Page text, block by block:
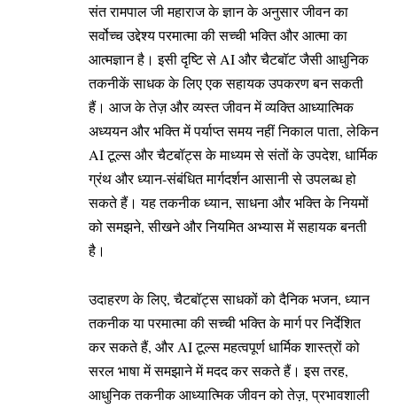
संत रामपाल जी महाराज के ज्ञान के अनुसार जीवन का
सर्वोच्च उद्देश्य परमात्मा की सच्ची भक्ति और आत्मा का
आत्मज्ञान है। इसी दृष्टि से AI और चैटबॉट जैसी आधुनिक
तकनीकें साधक के लिए एक सहायक उपकरण बन सकती
हैं। आज के तेज़ और व्यस्त जीवन में व्यक्ति आध्यात्मिक
अध्ययन और भक्ति में पर्याप्त समय नहीं निकाल पाता, लेकिन
AI टूल्स और चैटबॉट्स के माध्यम से संतों के उपदेश, धार्मिक
ग्रंथ और ध्यान-संबंधित मार्गदर्शन आसानी से उपलब्ध हो
सकते हैं। यह तकनीक ध्यान, साधना और भक्ति के नियमों
को समझने, सीखने और नियमित अभ्यास में सहायक बनती
है।
उदाहरण के लिए, चैटबॉट्स साधकों को दैनिक भजन, ध्यान
तकनीक या परमात्मा की सच्ची भक्ति के मार्ग पर निर्देशित
कर सकते हैं, और AI टूल्स महत्वपूर्ण धार्मिक शास्त्रों को
सरल भाषा में समझाने में मदद कर सकते हैं। इस तरह,
आधुनिक तकनीक आध्यात्मिक जीवन को तेज़, प्रभावशाली